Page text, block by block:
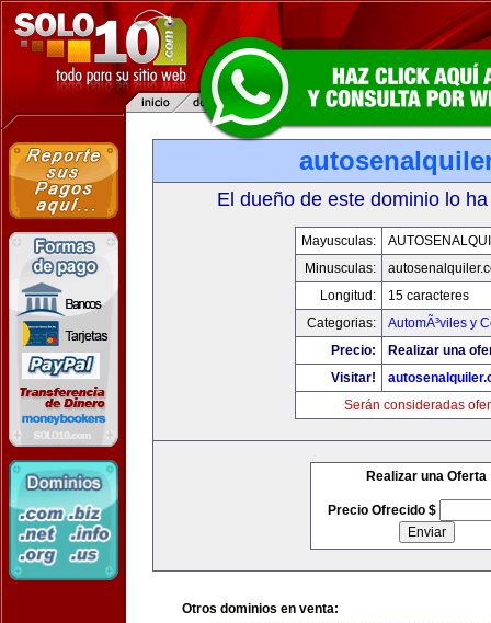
El dueño de este dominio lo
Mayusculas:
Minusculas:
Longitud:
15 caracteres
Categorias:
AutomÃ³viles y
Precio:
Realizar una
Visitar!
Serán consideradas
Realizar una Oferta
Precio Ofrecido $
Otros dominios en venta: